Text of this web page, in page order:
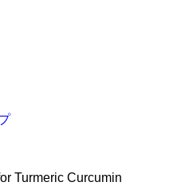
Turmeric Curcumin